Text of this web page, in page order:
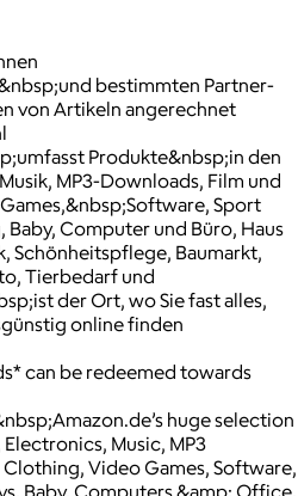
bestimmten Partner-
von Artikeln angerechnet
Produkte&nbsp;in den
MP3-Downloads, Film und
Sport
Computer und Büro, Haus
Schönheitspflege, Baumarkt,
Tierbedarf und
der Ort, wo Sie fast alles,
online finden
can be redeemed towards
huge selection
Music, MP3
Video Games, Software,